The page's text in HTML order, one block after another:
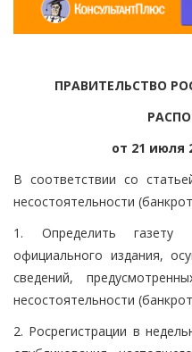
ПРАВИТЕЛЬСТВО
от 21 июля
В соответствии со
несостоятельности
1. Определить газету
официального издания,
сведений,
несостоятельности
2. Росрегистрации в